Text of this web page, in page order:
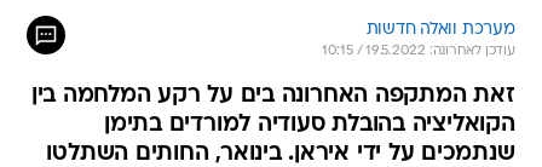
מערכת וואלה חדשות
עודכן לאחרונה: 19.5.2022 / 10:15
זאת המתקפה האחרונה בים על רקע המלחמה בין
הקואליציה בהובלת סעודיה למורדים בתימן
שנתמכים על ידי איראן. בינואר, החותים השתלטו